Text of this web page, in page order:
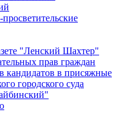
"Ленский Шахтер"
прав граждан
кандидатов в присяжные
городского суда